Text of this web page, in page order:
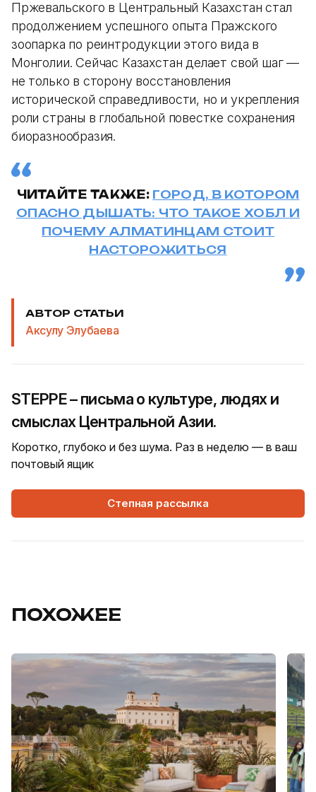
Пржевальского в Центральный Казахстан стал
продолжением успешного опыта Пражского
зоопарка по реинтродукции этого вида в
Монголии. Сейчас Казахстан делает свой шаг —
не только в сторону восстановления
исторической справедливости, но и укрепления
роли страны в глобальной повестке сохранения
биоразнообразия.
ЧИТАЙТЕ ТАКЖЕ: ГОРОД, В КОТОРОМ
ОПАСНО ДЫШАТЬ: ЧТО ТАКОЕ ХОБЛ И
ПОЧЕМУ АЛМАТИНЦАМ СТОИТ
НАСТОРОЖИТЬСЯ
АВТОР СТАТЬИ
Аксулу Элубаева
STEPPE – письма о культуре, людях и
смыслах Центральной Азии.
Коротко, глубоко и без шума. Раз в неделю — в ваш
почтовый ящик
Степная рассылка
ПОХОЖЕЕ